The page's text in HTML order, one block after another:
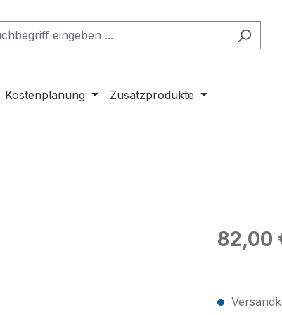
Kostenplanung Zusatzprodukte
Regulärer
82,00